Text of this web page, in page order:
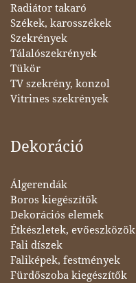
Radiátor takaró
Székek, karosszékek
Szekrények
Tálalószekrények
Tükör
TV szekrény, konzol
Vitrines szekrények
Dekoráció
Álgerendák
Boros kiegészítők
Dekorációs elemek
Étkészletek, evőeszközök
Fali díszek
Faliképek, festmények
Fürdőszoba kiegészítők